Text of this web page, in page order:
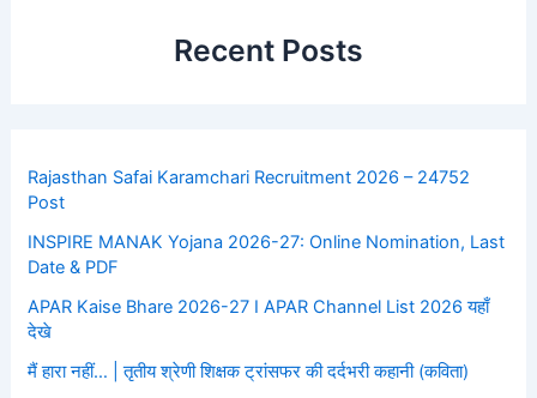
Recent Posts
Rajasthan Safai Karamchari Recruitment 2026 – 24752
Post
INSPIRE MANAK Yojana 2026-27: Online Nomination, Last
Date & PDF
APAR Kaise Bhare 2026-27 I APAR Channel List 2026 यहाँ
देखे
मैं हारा नहीं… | तृतीय श्रेणी शिक्षक ट्रांसफर की दर्दभरी कहानी (कविता)